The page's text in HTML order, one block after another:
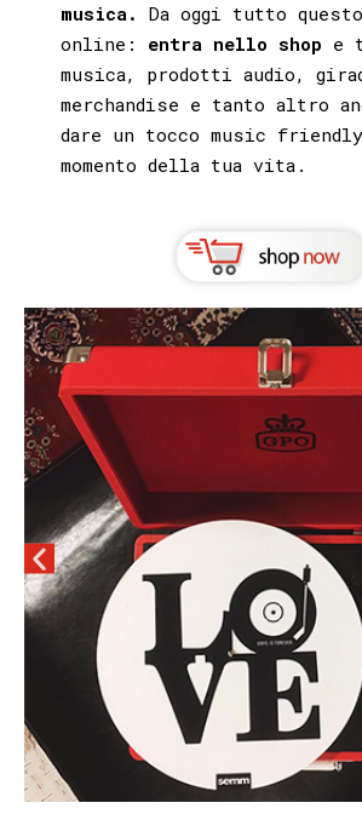
musica. Da oggi tutto
online: entra nello shop e
musica, prodotti audio,
merchandise e tanto altro
dare un tocco music
momento della tua vita.